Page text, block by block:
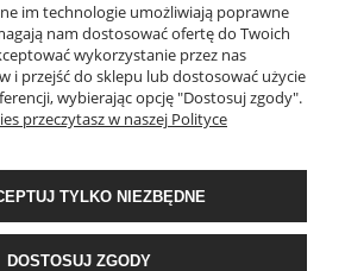
INFORMACJE
I DOSTAWA
O NAS
KATEGORIE
im technologie umożliwiają poprawne
nam dostosować ofertę do Twoich
wykorzystanie przez nas
i przejść do sklepu lub dostosować użycie
wybierając opcję "Dostosuj zgody".
przeczytasz w naszej Polityce
TYLKO NIEZBĘDNE
DOSTOSUJ ZGODY